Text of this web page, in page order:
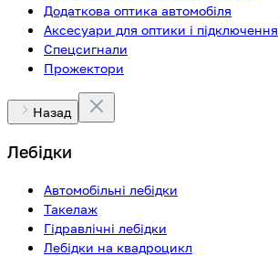
Додаткова оптика автомобіля
Аксесуари для оптики і підключення
Спецсигнали
Прожектори
Назад
Лебідки
Автомобільні лебідки
Такелаж
Гідравлічні лебідки
Лебідки на квадроцикл